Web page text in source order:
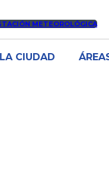
METEOROLÓGICA
LA CIUDAD